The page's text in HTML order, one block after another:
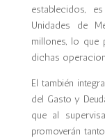
establecidos,
Unidades de
millones, lo que
dichas
El también
del Gasto y
que al
promoverán